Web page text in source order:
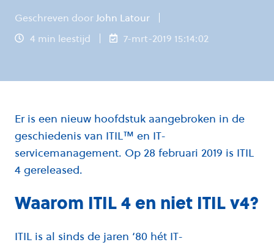
Geschreven doorJohn Latour
4 min leestijd
7-mrt-2019 15:14:02
Er is een nieuw hoofdstuk aangebroken in de
geschiedenis van ITIL™ en IT-
servicemanagement. Op 28 februari 2019 is ITIL
4 gereleased.
Waarom ITIL 4 en niet ITIL v4?
ITIL is al sinds de jaren ‘80 hét IT-